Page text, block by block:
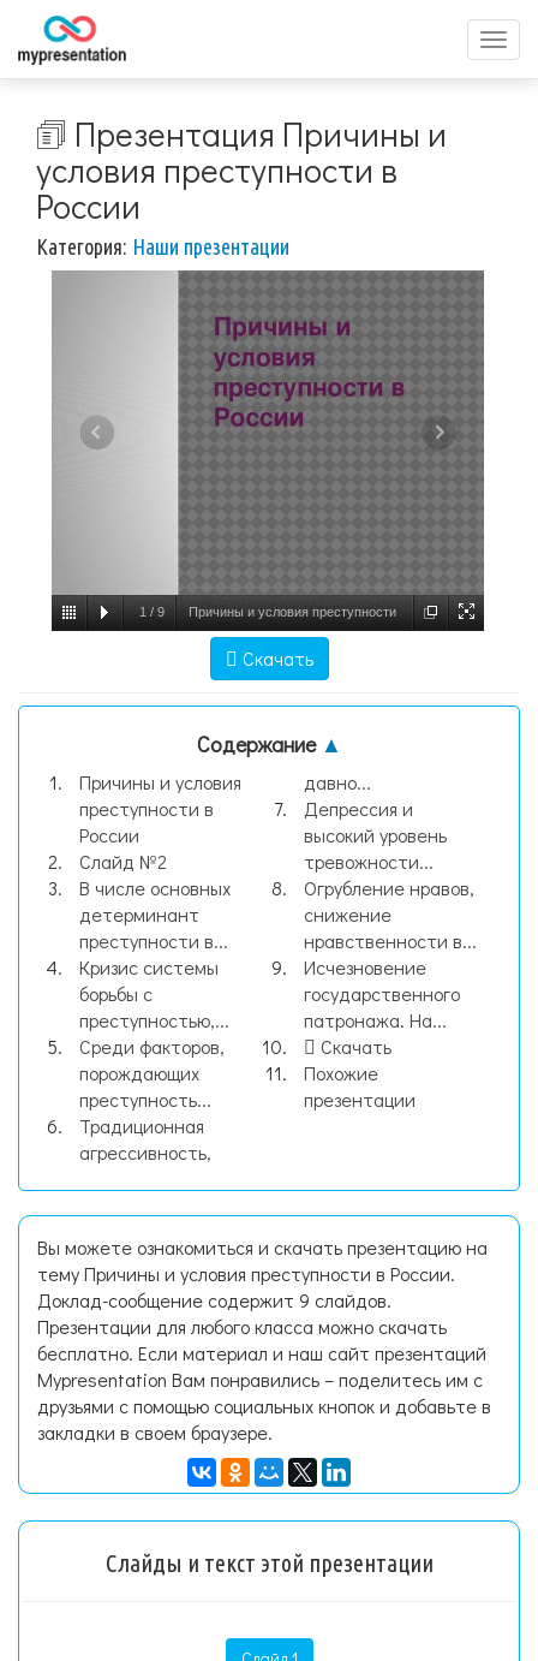
меню
🗊 Презентация Причины и
условия преступности в
России
Категория: Наши презентации
1 / 9 Причины и условия преступности
Скачать
Содержание ▲
Причины и условия
преступности в
России
Слайд №2
В числе основных
детерминант
преступности в...
Кризис системы
борьбы с
преступностью,...
Среди факторов,
порождающих
преступность...
Традиционная
агрессивность,
давно...
Депрессия и
высокий уровень
тревожности...
Огрубление нравов,
снижение
нравственности в...
Исчезновение
государственного
патронажа. На...
Скачать
Похожие
презентации
Вы можете ознакомиться и скачать презентацию на
тему Причины и условия преступности в России.
Доклад-сообщение содержит 9 слайдов.
Презентации для любого класса можно скачать
бесплатно. Если материал и наш сайт презентаций
Mypresentation Вам понравились – поделитесь им с
друзьями с помощью социальных кнопок и добавьте в
закладки в своем браузере.
Слайды и текст этой презентации